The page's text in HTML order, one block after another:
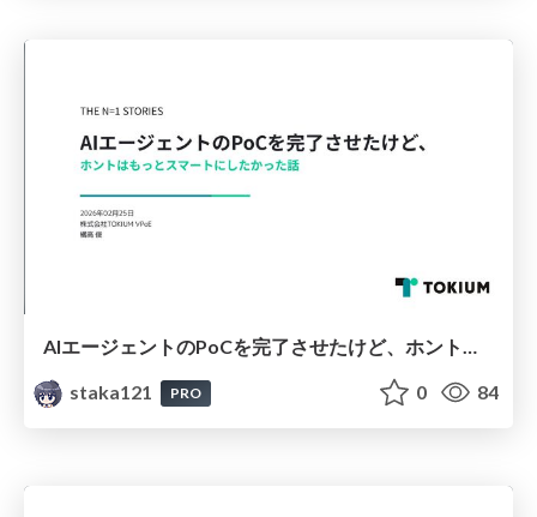
AIエージェントのPoCを完了させたけど、ホントはもっとスマートにしたかった話
staka121
PRO 0 84